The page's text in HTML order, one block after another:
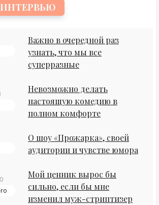
Важно в очередной раз
узнать, что мы все
суперразные
Невозможно делать
настоящую комедию в
полном комфорте
О шоу «Прожарка», своей
аудитории и чувстве юмора
Мой ценник вырос бы
сильно, если бы мне
изменил муж-стриптизер